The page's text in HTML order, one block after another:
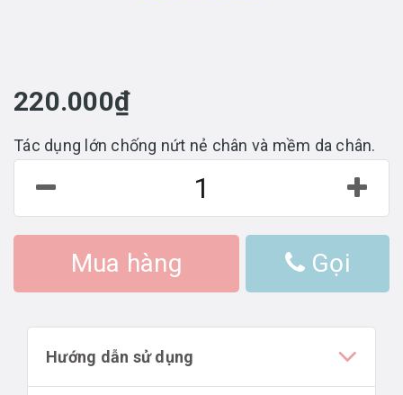
220.000₫
Tác dụng lớn chống nứt nẻ chân và mềm da chân.
Mua hàng Gọi
Hướng dẫn sử dụng